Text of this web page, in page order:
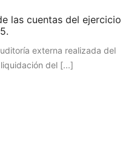
las cuentas del ejercicio
externa realizada del
del [...]